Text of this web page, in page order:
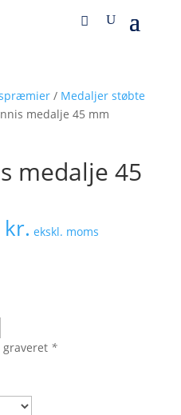
/ Medaljer støbte
medalje 45 mm
medalje 45
kr. ekskl. moms
*